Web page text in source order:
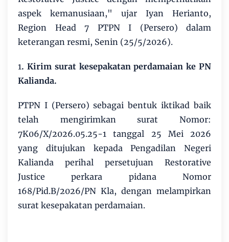
aspek kemanusiaan," ujar Iyan Herianto,
Region Head 7 PTPN I (Persero) dalam
keterangan resmi, Senin (25/5/2026).
1. Kirim surat kesepakatan perdamaian ke PN
Kalianda.
PTPN I (Persero) sebagai bentuk iktikad baik
telah mengirimkan surat Nomor:
7K06/X/2026.05.25-1 tanggal 25 Mei 2026
yang ditujukan kepada Pengadilan Negeri
Kalianda perihal persetujuan Restorative
Justice perkara pidana Nomor
168/Pid.B/2026/PN Kla, dengan melampirkan
surat kesepakatan perdamaian.